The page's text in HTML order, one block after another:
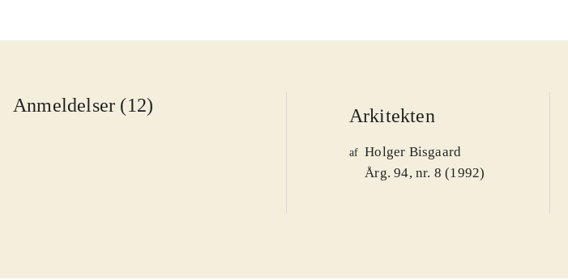
Anmeldelser (12) Arkitekten
af Holger Bisgaard
Årg. 94, nr. 8 (1992)